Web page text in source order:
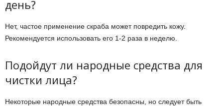
день?
Нет, частое применение скраба может повредить кожу.
Рекомендуется использовать его 1-2 раза в неделю.
Подойдут ли народные средства для
чистки лица?
Некоторые народные средства безопасны, но следует быть